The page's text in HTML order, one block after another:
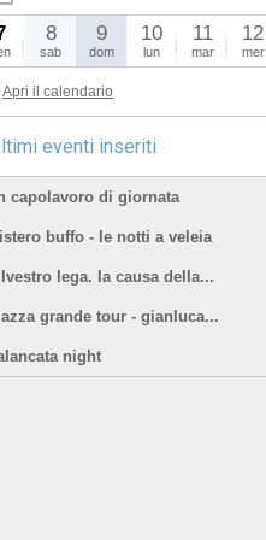
8
sab
9
dom
10
lun
11
mar
12
mer
Apri il calendario
eventi inseriti
capolavoro di giornata
buffo - le notti a veleia
lega. la causa della...
grande tour - gianluca...
night